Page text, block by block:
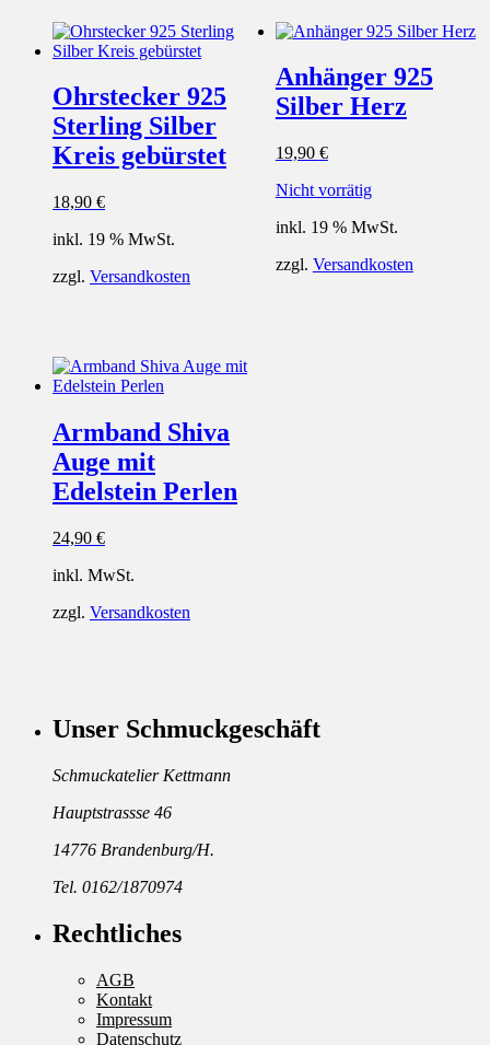
Ohrstecker 925
Sterling Silber
Kreis gebürstet
18,90 €
inkl. 19 % MwSt.
zzgl. Versandkosten
Anhänger 925
Silber Herz
19,90 €
Nicht vorrätig
inkl. 19 % MwSt.
zzgl. Versandkosten
Armband Shiva
Auge mit
Edelstein Perlen
24,90 €
inkl. MwSt.
zzgl. Versandkosten
Unser Schmuckgeschäft
Schmuckatelier Kettmann
Hauptstrassse 46
14776 Brandenburg/H.
Tel. 0162/1870974
Rechtliches
AGB
Kontakt
Impressum
Datenschutz